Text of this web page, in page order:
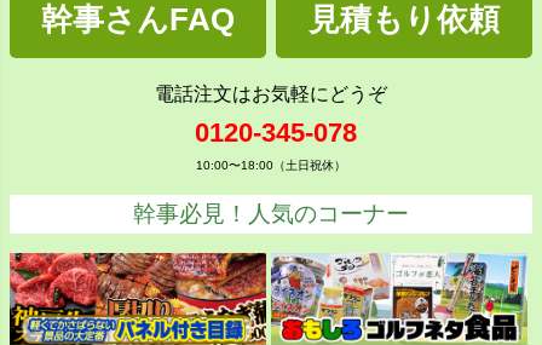
幹事さんFAQ 見積もり依頼
電話注文はお気軽にどうぞ
0120-345-078
10:00〜18:00（土日祝休）
幹事必見！人気のコーナー